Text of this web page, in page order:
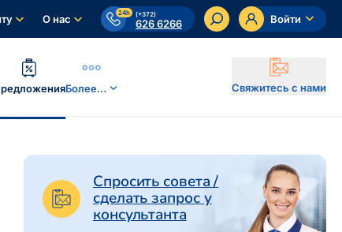
О нас 24h (+372)
626 6266 Войти
Более… Свяжитесь с нами
Спросить совета /
сделать запрос у
консультанта